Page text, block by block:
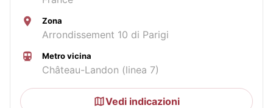
Zona
Arrondissement 10 di Parigi
Metro vicina
Château-Landon (linea 7)
Vedi indicazioni